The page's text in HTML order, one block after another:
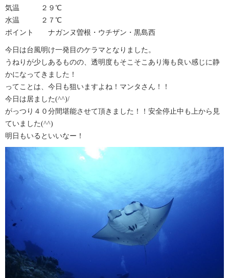
気温 ２９℃
水温 ２７℃
ポイント ナガンヌ曽根・ウチザン・黒島西
今日は台風明け一発目のケラマとなりました。
うねりが少しあるものの、透明度もそこそこあり海も良い感じに静
かになってきました！
ってことは、今日も狙いますよね！マンタさん！！
今日は居ました(^^)/
がっつり４０分間堪能させて頂きました！！安全停止中も上から見
ていました(^^)
明日もいるといいなー！